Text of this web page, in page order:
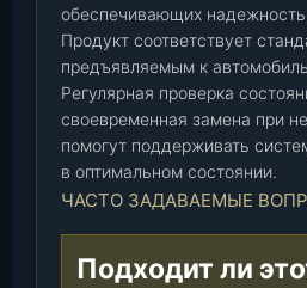
в
т
о
а
р
м
а
у
обеспечивающих надежность
Продукт соответствует
предъявляемым к
Регулярная проверка
своевременная замена при
помогут поддерживать
в оптимальном состоянии.
ЧАСТО ЗАДАВАЕМЫЕ
Подходит ли